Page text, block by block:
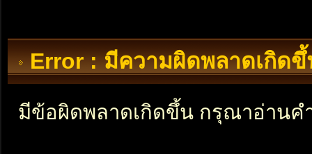
Error : มีความผิดพลาดเกิดขึ้
มีข้อผิดพลาดเกิดขึ้น กรุณาอ่านค